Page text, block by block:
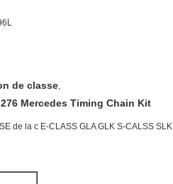
de classe,
Mercedes Timing Chain Kit
de la c E-CLASS GLA GLK S-CALSS SLK